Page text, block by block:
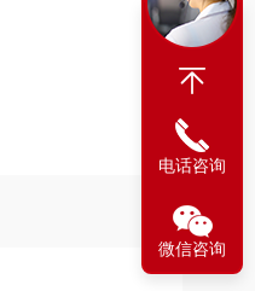
电话咨询
微信咨询